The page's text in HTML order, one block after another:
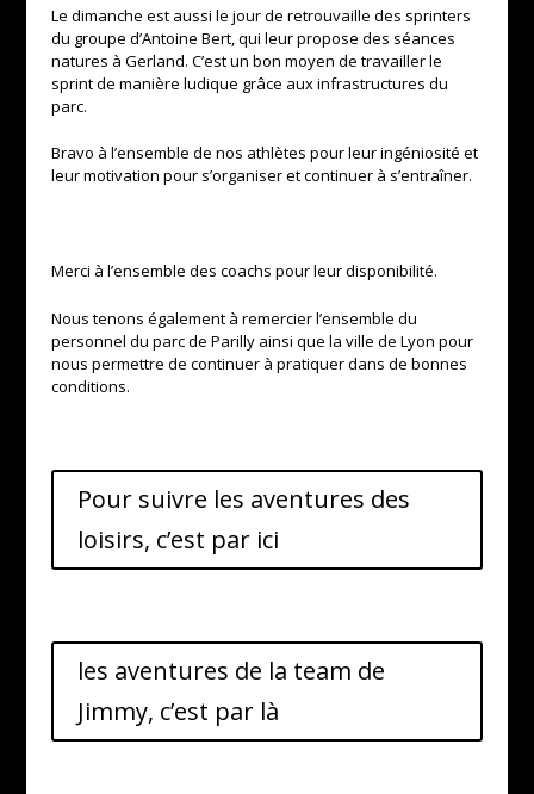
Le dimanche est aussi le jour de retrouvaille des sprinters
du groupe d’Antoine Bert, qui leur propose des séances
natures à Gerland. C’est un bon moyen de travailler le
sprint de manière ludique grâce aux infrastructures du
parc.
Bravo à l’ensemble de nos athlètes pour leur ingéniosité et
leur motivation pour s’organiser et continuer à s’entraîner.
Merci à l’ensemble des coachs pour leur disponibilité.
Nous tenons également à remercier l’ensemble du
personnel du parc de Parillyainsi que la ville de Lyon pour
nous permettre de continuer à pratiquer dans de bonnes
conditions.
Pour suivre les aventures des
loisirs, c’est par ici
les aventures de la team de
Jimmy, c’est par là